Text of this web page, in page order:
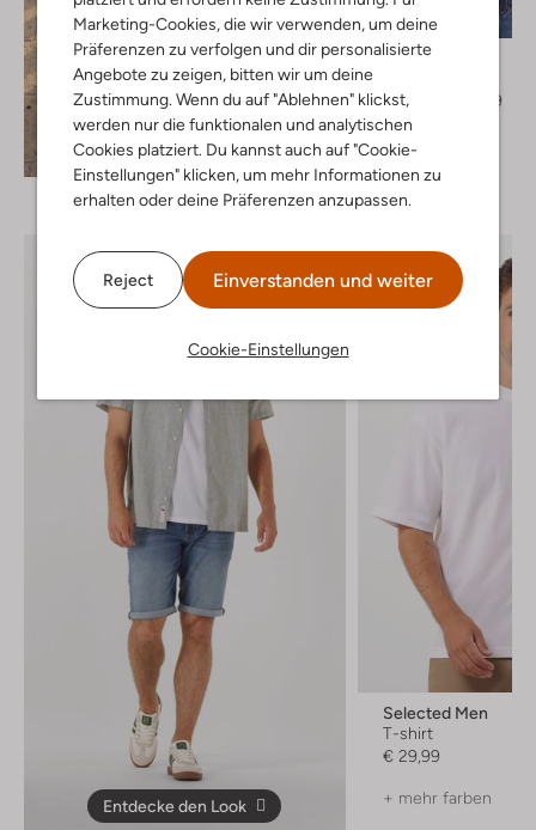
Marketing-Cookies, die wir verwenden, um deine
Präferenzen zu verfolgen und dir personalisierte
Angebote zu zeigen, bitten wir um deine
Zustimmung. Wenn du auf "Ablehnen" klickst,
werden nur die funktionalen und analytischen
Cookies platziert. Du kannst auch auf "Cookie-
Einstellungen" klicken, um mehr Informationen zu
erhalten oder deine Präferenzen anzupassen.
Reject Einverstanden und weiter
Cookie-Einstellungen
Entdecke den Look
-40%
Tommy Jeans
€ 39,99
€ 23,99
+ mehr farben
Entdecke den Look
Selected Men
T-shirt
€ 29,99
+ mehr farben